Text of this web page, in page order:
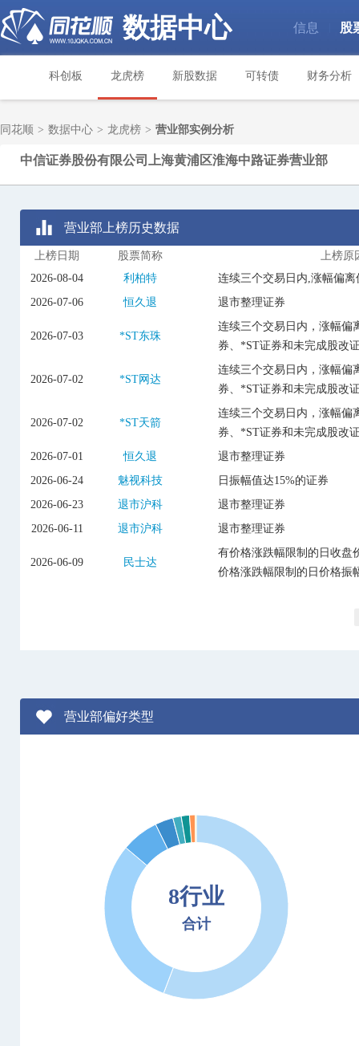
数据中心 信息 股
科创板 龙虎榜 新股数据 可转债 财务分析
同花顺 > 数据中心 > 龙虎榜 > 营业部实例分析
中信证券股份有限公司上海黄浦区淮海中路证券营业部
营业部上榜历史数据
上榜日期 股票简称
上榜原
2026-08-04
利柏特
连续三个交易日内,涨幅偏离
2026-07-06
恒久退 退市整理证券
2026-07-03 *ST东珠
连续三个交易日内，涨幅偏
券、*ST证券和未完成股改
2026-07-02 *ST网达
连续三个交易日内，涨幅偏
券、*ST证券和未完成股改
2026-07-02 *ST天箭
连续三个交易日内，涨幅偏
券、*ST证券和未完成股改
2026-07-01
恒久退
退市整理证券
2026-06-24
魅视科技
日振幅值达15%的证券
2026-06-23
退市沪科
退市整理证券
2026-06-11
退市沪科 退市整理证券
2026-06-09 民士达
有价格涨跌幅限制的日收盘
价格涨跌幅限制的日价格振
营业部偏好类型
8行业
合计